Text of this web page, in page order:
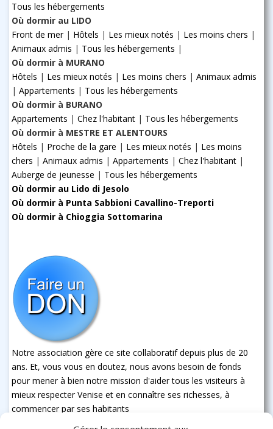
Tous les hébergements
Où dormir au LIDO
Front de mer| Hôtels | Les mieux notés | Les moins chers |
Animaux admis | Tous les hébergements |
Où dormir à MURANO
Hôtels | Les mieux notés | Les moins chers | Animaux admis
| Appartements | Tous les hébergements
Où dormir à BURANO
Appartements | Chez l'habitant | Tous les hébergements
Où dormir à MESTRE ET ALENTOURS
Hôtels | Proche de la gare | Les mieux notés | Les moins
chers | Animaux admis | Appartements | Chez l'habitant |
Auberge de jeunesse | Tous les hébergements
Où dormir au Lido di Jesolo
Où dormir à Punta Sabbioni Cavallino-Treporti
Où dormir à Chioggia Sottomarina
Notre association gère ce site collaboratif depuis plus de 20
ans. Et, vous vous en doutez, nous avons besoin de fonds
pour mener à bien notre mission d'aider tous les visiteurs à
mieux respecter Venise et en connaître ses richesses, à
commencer par ses habitants